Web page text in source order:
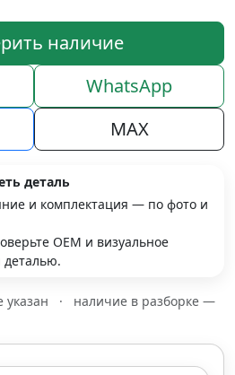
наличие
WhatsApp
MAX
деталь
и комплектация — по фото и
OEM и визуальное
указан ·
наличие в разборке —